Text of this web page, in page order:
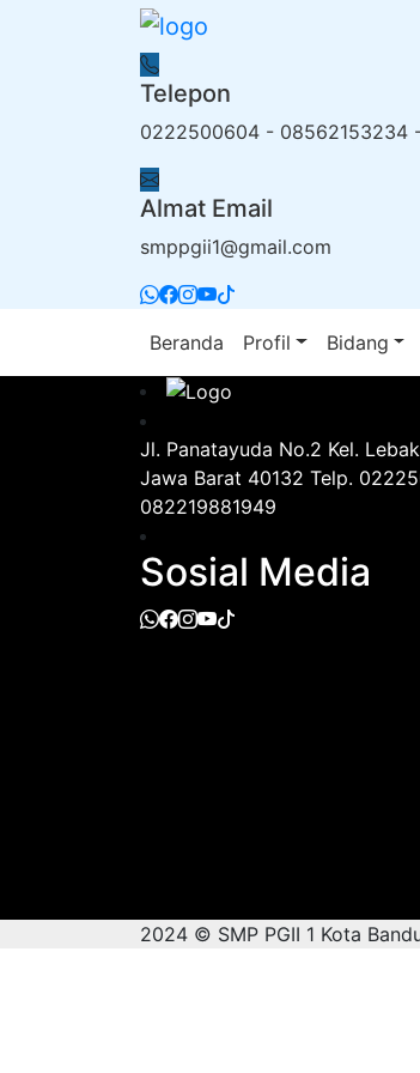
Telepon
0222500604 - 08562153234
Almat Email
smppgii1@gmail.com
Beranda Profil Bidang
Jl. Panatayuda No.2 Kel.
Jawa Barat 40132 Telp.
082219881949
Sosial Media
2024 © SMP PGII 1 Kota